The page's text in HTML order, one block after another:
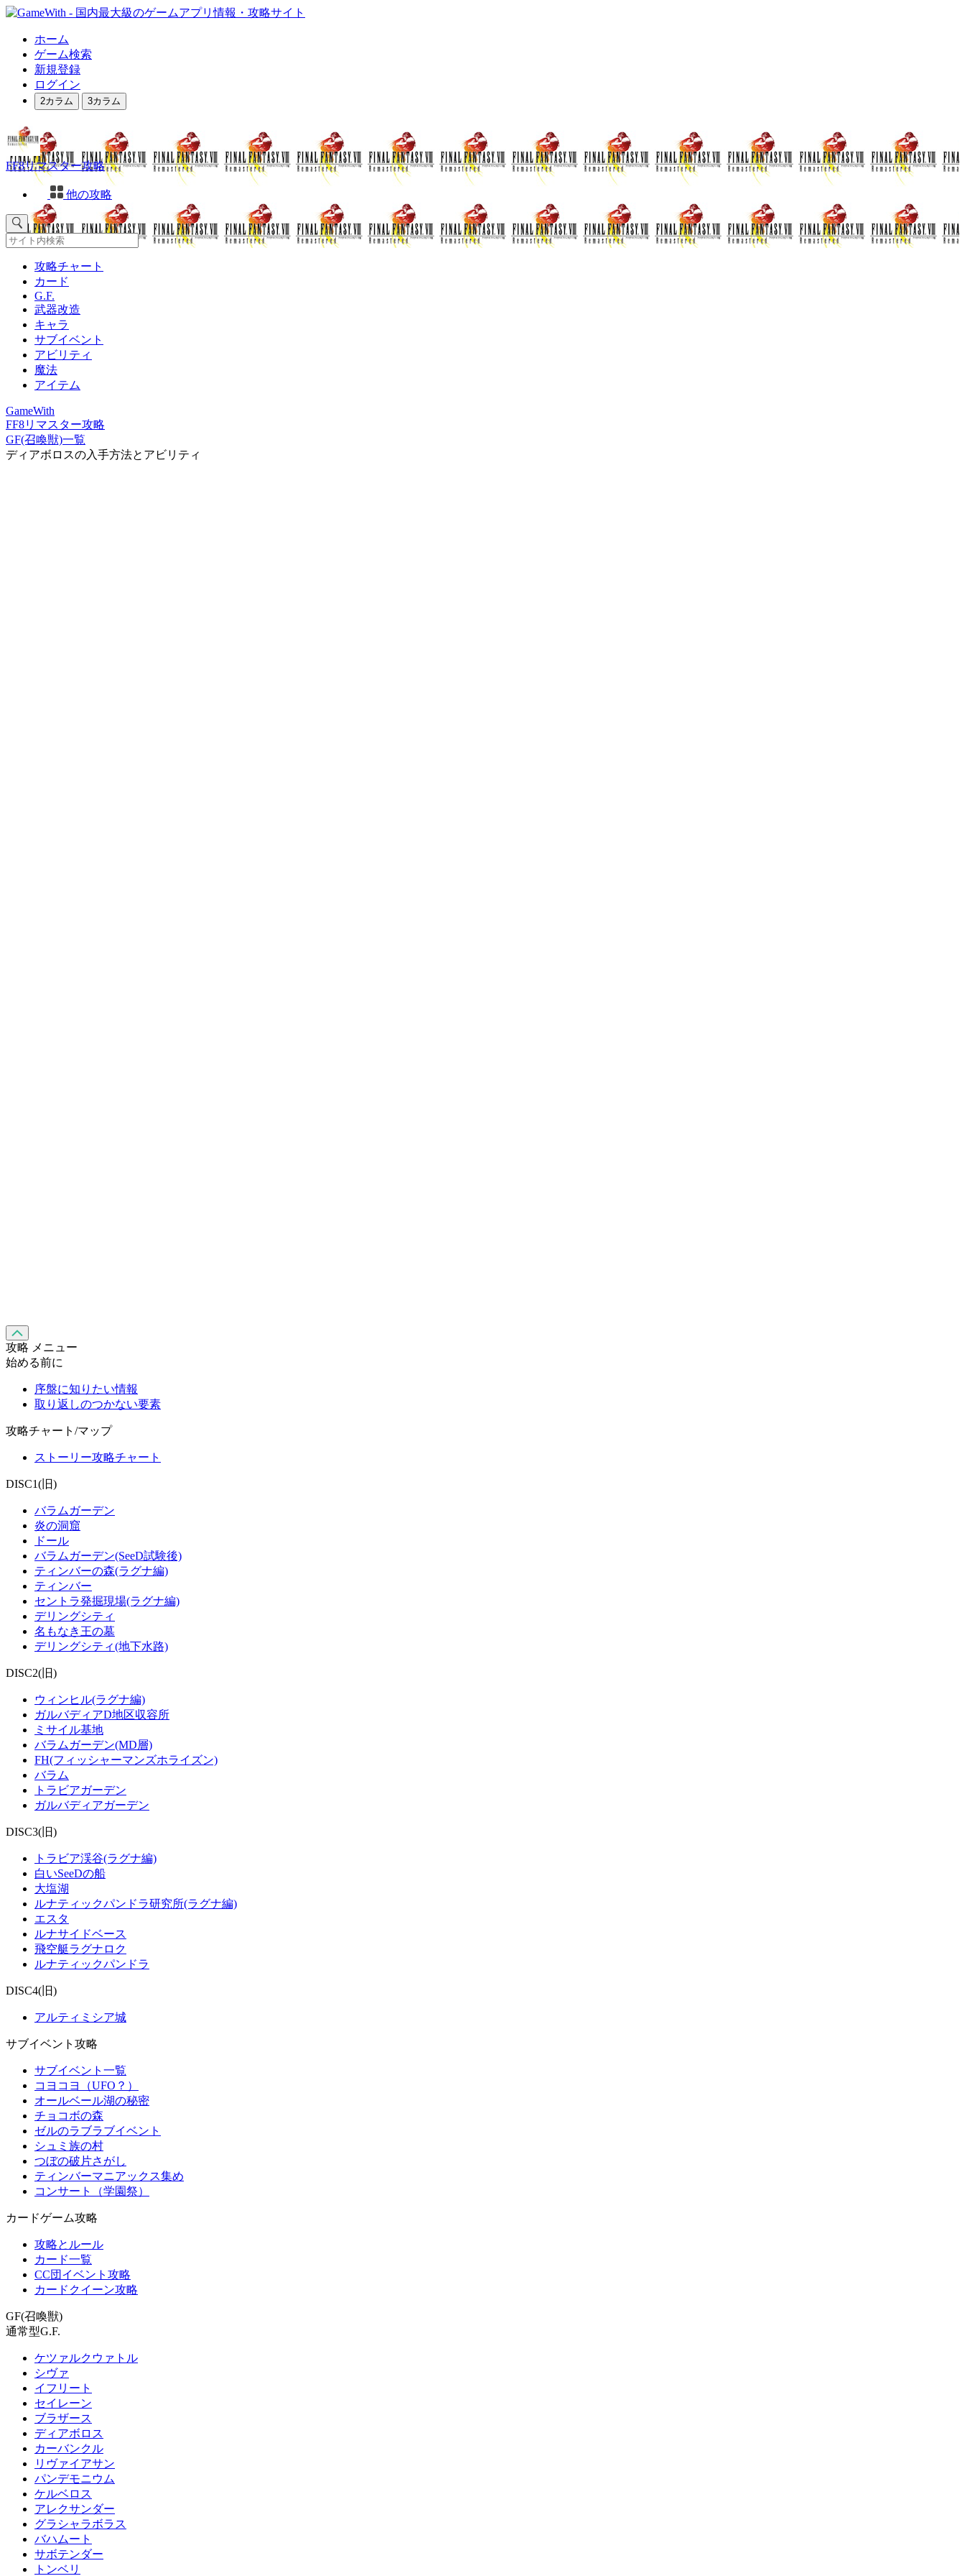
ホーム
ゲーム検索
新規登録
ログイン
2カラム 3カラム
FF8リマスター攻略
他の攻略
攻略チャート
カード
G.F.
武器改造
キャラ
サブイベント
アビリティ
魔法
アイテム
GameWith
FF8リマスター攻略
GF(召喚獣)一覧
ディアボロスの入手方法とアビリティ
攻略 メニュー
始める前に
序盤に知りたい情報
取り返しのつかない要素
攻略チャート/マップ
ストーリー攻略チャート
DISC1(旧)
バラムガーデン
炎の洞窟
ドール
バラムガーデン(SeeD試験後)
ティンバーの森(ラグナ編)
ティンバー
セントラ発掘現場(ラグナ編)
デリングシティ
名もなき王の墓
デリングシティ(地下水路)
DISC2(旧)
ウィンヒル(ラグナ編)
ガルバディアD地区収容所
ミサイル基地
バラムガーデン(MD層)
FH(フィッシャーマンズホライズン)
バラム
トラビアガーデン
ガルバディアガーデン
DISC3(旧)
トラビア渓谷(ラグナ編)
白いSeeDの船
大塩湖
ルナティックパンドラ研究所(ラグナ編)
エスタ
ルナサイドベース
飛空艇ラグナロク
ルナティックパンドラ
DISC4(旧)
アルティミシア城
サブイベント攻略
サブイベント一覧
コヨコヨ（UFO？）
オールベール湖の秘密
チョコボの森
ゼルのラブラブイベント
シュミ族の村
つぼの破片さがし
ティンバーマニアックス集め
コンサート（学園祭）
カードゲーム攻略
攻略とルール
カード一覧
CC団イベント攻略
カードクイーン攻略
GF(召喚獣)
通常型G.F.
ケツァルクウァトル
シヴァ
イフリート
セイレーン
ブラザース
ディアボロス
カーバンクル
リヴァイアサン
パンデモニウム
ケルベロス
アレクサンダー
グラシャラボラス
バハムート
サボテンダー
トンベリ